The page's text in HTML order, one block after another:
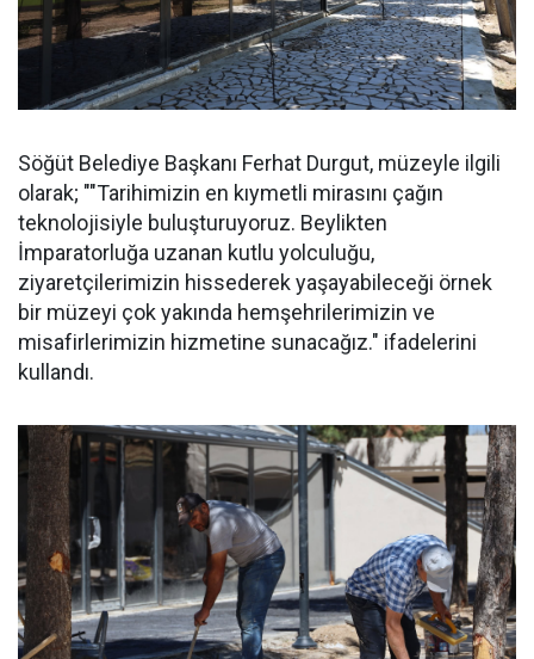
Söğüt Belediye Başkanı Ferhat Durgut, müzeyle ilgili
olarak; ""Tarihimizin en kıymetli mirasını çağın
teknolojisiyle buluşturuyoruz. Beylikten
İmparatorluğa uzanan kutlu yolculuğu,
ziyaretçilerimizin hissederek yaşayabileceği örnek
bir müzeyi çok yakında hemşehrilerimizin ve
misafirlerimizin hizmetine sunacağız." ifadelerini
kullandı.